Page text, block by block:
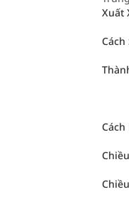
Xuất
Cách
Cách